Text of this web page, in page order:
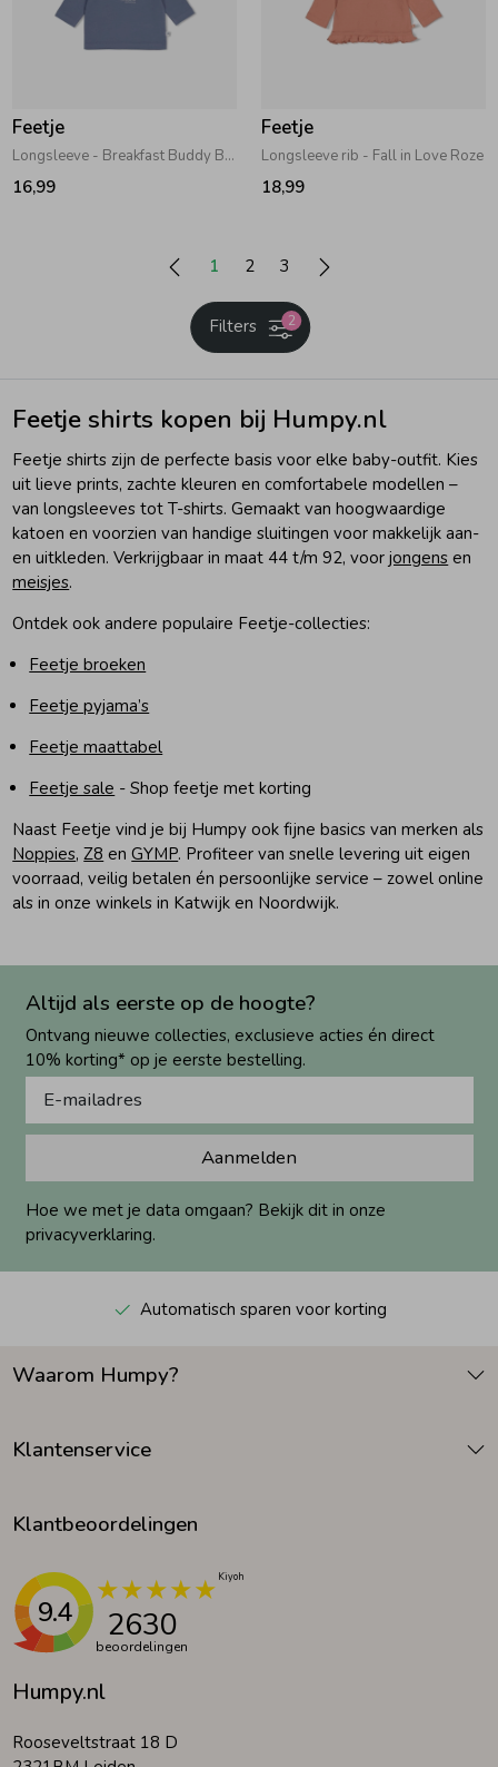
Feetje
Longsleeve - Breakfast Buddy Blauw
16,99
Feetje
Longsleeve rib - Fall in Love Roze
18,99
1 2 3
2
Filters
Feetje shirts kopen bij Humpy.nl
Feetje shirts zijn de perfecte basis voor elke baby-outfit. Kies
uit lieve prints, zachte kleuren en comfortabele modellen –
van longsleeves tot T-shirts. Gemaakt van hoogwaardige
katoen en voorzien van handige sluitingen voor makkelijk aan-
en uitkleden. Verkrijgbaar in maat 44 t/m 92, voorjongens en
meisjes.
Ontdek ook andere populaire Feetje-collecties:
Feetje broeken
Feetje pyjama’s
Feetje maattabel
Feetje sale - Shop feetje met korting
Naast Feetje vind je bij Humpy ook fijne basics van merken als
Noppies,Z8 enGYMP. Profiteer van snelle levering uit eigen
voorraad, veilig betalen én persoonlijke service – zowel online
als in onze winkels in Katwijk en Noordwijk.
Altijd als eerste op de hoogte?
Ontvang nieuwe collecties, exclusieve acties én direct
10% korting* op je eerste bestelling.
Aanmelden
Hoe we met je data omgaan? Bekijk dit in onze
privacyverklaring.
Automatisch sparen voor korting
Humpy.nl
Rooseveltstraat 18 D
Waarom Humpy?
Klantenservice
Klantbeoordelingen
9.4 2630
beoordelingen